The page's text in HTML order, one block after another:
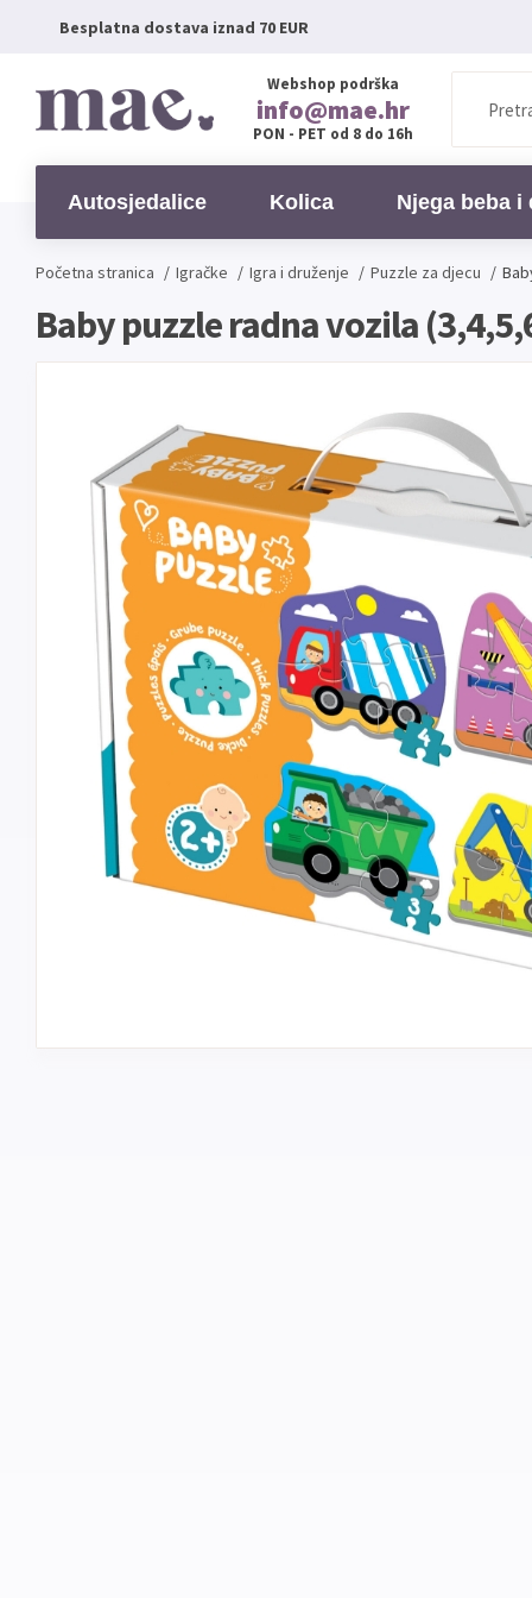
Besplatna dostava iznad 70 EUR
Webshop podrška
info@mae.hr
PON - PET od 8 do 16h
Autosjedalice Kolica Njega beba i
Početna stranica / Igračke / Igra i druženje / Puzzle za djecu /
Baby puzzle radna vozila